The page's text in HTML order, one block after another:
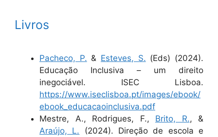
Livros
Pacheco, P. & Esteves, S. (Eds) (2024).
Educação Inclusiva – um direito
inegociável. ISEC Lisboa.
https://www.iseclisboa.pt/images/ebook/
ebook_educacaoinclusiva.pdf
Mestre, A., Rodrigues, F., Brito, R., &
Araújo, L. (2024). Direção de escola e